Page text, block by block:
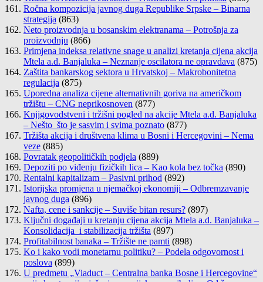
Ročna kompozicija javnog duga Republike Srpske – Binarna
strategija (863)
Neto proizvodnja u bosanskim elektranama – Potrošnja za
proizvodnju (866)
Primjena indeksa relativne snage u analizi kretanja cijena akcija
Mtela a.d. Banjaluka – Neznanje oscilatora ne opravdava (875)
Zaštita bankarskog sektora u Hrvatskoj – Makrobonitetna
regulacija (875)
Uporedna analiza cijene alternativnih goriva na američkom
tržištu – CNG neprikosnoven (877)
Knjigovodstveni i tržišni pogled na akcije Mtela a.d. Banjaluka
– Nešto što je sasvim i svima poznato (877)
Tržišta akcija i društvena klima u Bosni i Hercegovini – Nema
veze (885)
Povratak geopolitičkih podjela (889)
Depoziti po viđenju fizičkih lica – Kao kola bez točka (890)
Rentalni kapitalizam – Pasivni prihod (892)
Istorijska promjena u njemačkoj ekonomiji – Odbremzavanje
javnog duga (896)
Nafta, cene i sankcije – Suviše bitan resurs? (897)
Ključni događaji u kretanju cijena akcija Mtela a.d. Banjaluka –
Konsolidacija i stabilizacija tržišta (897)
Profitabilnost banaka – Tržište ne pamti (898)
Ko i kako vodi monetarnu politiku? – Podela odgovornost i
poslova (899)
U predmetu „Viaduct – Centralna banka Bosne i Hercegovine“